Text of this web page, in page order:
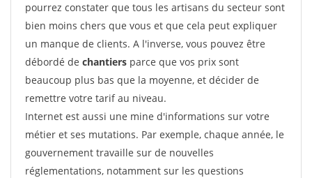
pourrez constater que tous les artisans du secteur sont
bien moins chers que vous et que cela peut expliquer
un manque de clients. A l'inverse, vous pouvez être
débordé de chantiers parce que vos prix sont
beaucoup plus bas que la moyenne, et décider de
remettre votre tarif au niveau.
Internet est aussi une mine d'informations sur votre
métier et ses mutations. Par exemple, chaque année, le
gouvernement travaille sur de nouvelles
réglementations, notamment sur les questions